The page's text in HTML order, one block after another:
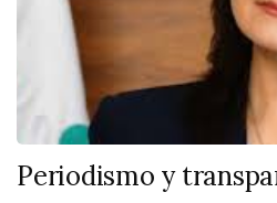
Periodismo y